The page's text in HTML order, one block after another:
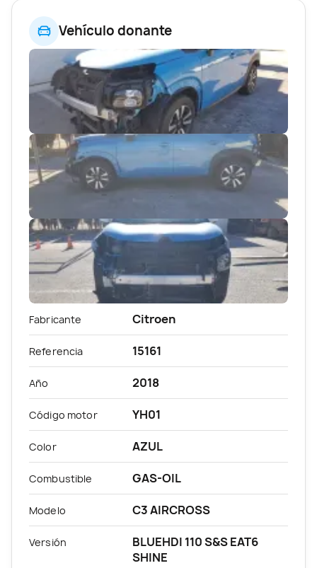
Vehículo donante
Fabricante Citroen
Referencia 15161
Año 2018
Código motor YH01
Color AZUL
Combustible GAS-OIL
Modelo C3 AIRCROSS
Versión
BLUEHDI 110 S&S EAT6
SHINE